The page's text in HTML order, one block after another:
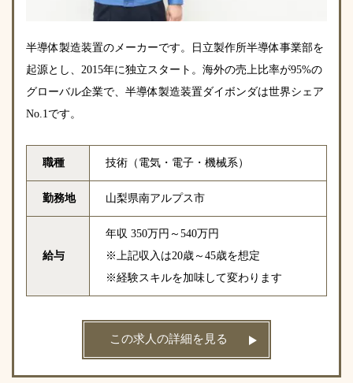
半導体製造装置のメーカーです。日立製作所半導体事業部を
起源とし、2015年に独立スタート。海外の売上比率が95%の
グローバル企業で、半導体製造装置ダイボンダは世界シェア
No.1です。
職種 技術（電気・電子・機械系）
勤務地 山梨県南アルプス市
給与
年収 350万円～540万円
※上記収入は20歳～45歳を想定
※経験スキルを加味して変わります
この求人の詳細を見る